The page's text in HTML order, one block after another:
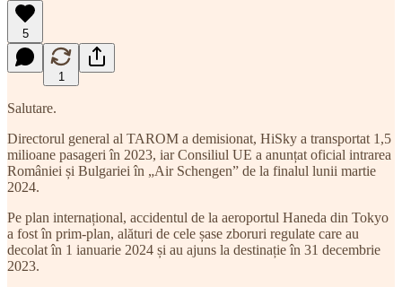
5
1
Salutare.
Directorul general al TAROM a demisionat, HiSky a transportat 1,5
milioane pasageri în 2023, iar Consiliul UE a anunțat oficial intrarea
României și Bulgariei în „Air Schengen” de la finalul lunii martie
2024.
Pe plan internațional, accidentul de la aeroportul Haneda din Tokyo
a fost în prim-plan, alături de cele șase zboruri regulate care au
decolat în 1 ianuarie 2024 și au ajuns la destinație în 31 decembrie
2023.